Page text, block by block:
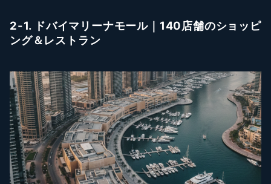
2-1. ドバイマリーナモール｜140店舗のショッピ
ング＆レストラン